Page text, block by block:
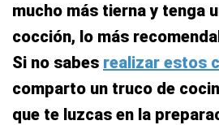
mucho más tierna y tenga
cocción, lo más
Si no sabes realizar estos
comparto un truco de
que te luzcas en la